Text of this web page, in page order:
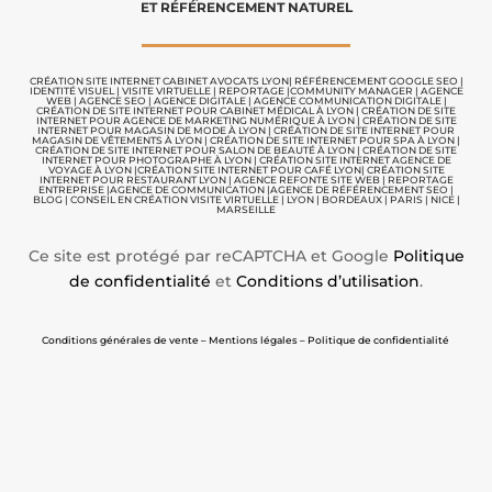
ET RÉFÉRENCEMENT NATUREL
CRÉATION SITE INTERNET CABINET AVOCATS LYON| RÉFÉRENCEMENT GOOGLE SEO |
IDENTITÉ VISUEL | VISITE VIRTUELLE| REPORTAGE |COMMUNITY MANAGER | AGENCE
WEB| AGENCE SEO | AGENCE DIGITALE| AGENCE COMMUNICATIONDIGITALE |
CRÉATION DE SITE INTERNET POUR CABINET MÉDICAL À LYON | CRÉATION DE SITE
INTERNET POUR AGENCE DE MARKETING NUMÉRIQUE À LYON| CRÉATION DE SITE
INTERNET POUR MAGASIN DE MODE À LYON | CRÉATION DE SITE INTERNET POUR
MAGASIN DE VÊTEMENTS À LYON | CRÉATION DE SITE INTERNET POUR SPA À LYON |
CRÉATION DE SITE INTERNET POUR SALON DE BEAUTÉ À LYON | CRÉATION DE SITE
INTERNET POUR PHOTOGRAPHE À LYON| CRÉATION SITE INTERNET AGENCE DE
VOYAGE À LYON|CRÉATION SITE INTERNET POUR CAFÉ LYON| CRÉATION SITE
INTERNET POUR RESTAURANT LYON| AGENCE REFONTE SITE WEB| REPORTAGE
ENTREPRISE |AGENCE DE COMMUNICATION |AGENCE DE RÉFÉRENCEMENT SEO |
BLOG| CONSEIL EN CRÉATION VISITE VIRTUELLE| LYON | BORDEAUX | PARIS | NICE |
MARSEILLE
Ce site est protégé par reCAPTCHA et Google Politique
de confidentialité et Conditions d’utilisation.
Conditions générales de vente – Mentions légales – Politique de confidentialité